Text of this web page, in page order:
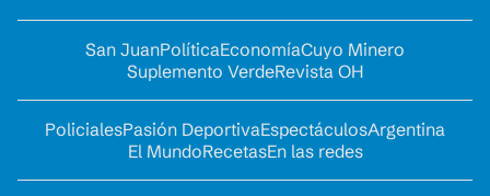
San JuanPolíticaEconomíaCuyo Minero
Suplemento VerdeRevista OH
PolicialesPasión DeportivaEspectáculosArgentina
El MundoRecetasEn las redes